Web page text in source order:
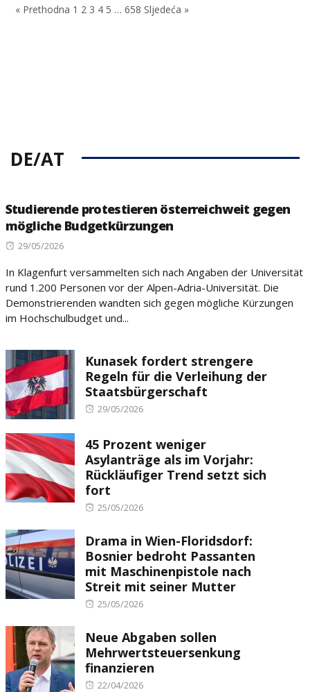
« Prethodna 1 2 3 4 5 … 658 Sljedeća »
DE/AT
Studierende protestieren österreichweit gegen
mögliche Budgetkürzungen
Posted
29/05/2026
In Klagenfurt versammelten sich nach Angaben der Universität
rund 1.200 Personen vor der Alpen-Adria-Universität. Die
Demonstrierenden wandten sich gegen mögliche Kürzungen
im Hochschulbudget und...
Kunasek fordert strengere
Regeln für die Verleihung der
Staatsbürgerschaft
Posted
29/05/2026
45 Prozent weniger
Asylanträge als im Vorjahr:
Rückläufiger Trend setzt sich
fort
Posted
25/05/2026
Drama in Wien-Floridsdorf:
Bosnier bedroht Passanten
mit Maschinenpistole nach
Streit mit seiner Mutter
Posted
25/05/2026
Neue Abgaben sollen
Mehrwertsteuersenkung
finanzieren
Posted
22/04/2026